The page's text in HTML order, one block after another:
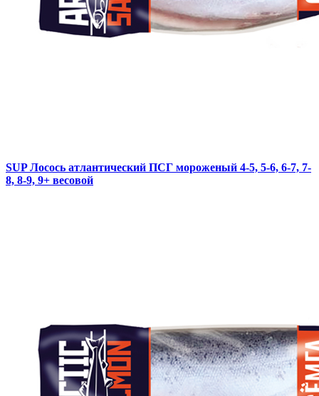
SUP Лосось атлантический ПСГ мороженый 4-5, 5-6, 6-7, 7-
8, 8-9, 9+ весовой